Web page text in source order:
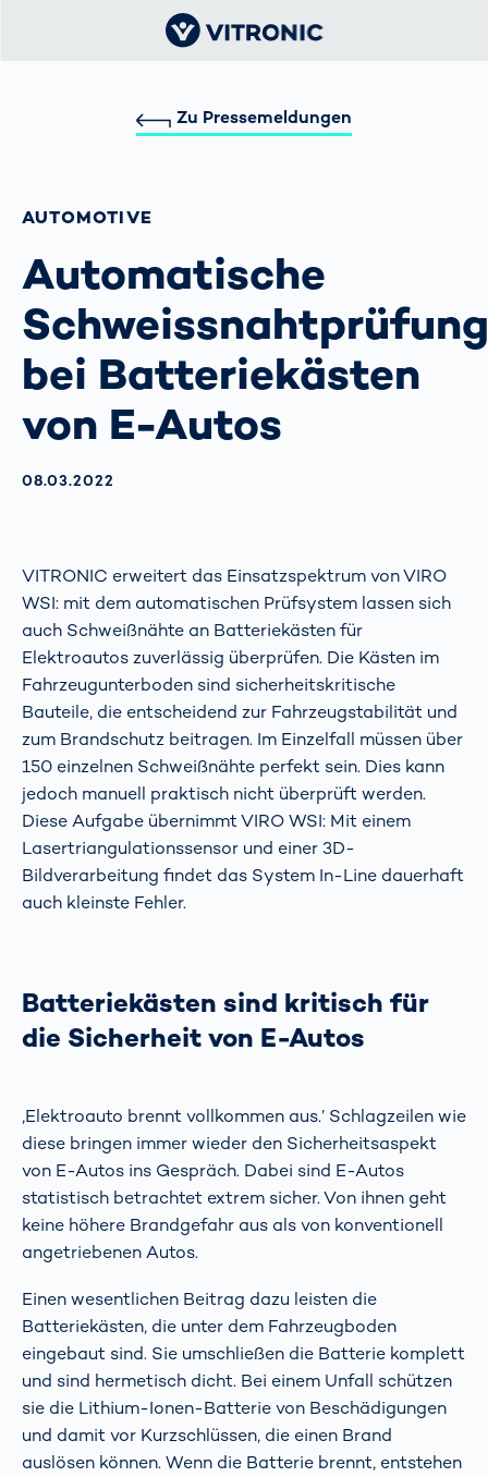
Zu Pressemeldungen
AUTOMOTIVE
Automatische
Schweissnahtprüfung
bei Batteriekästen
von E-Autos
AKTUALISIERT AM:
08.03.2022
VITRONIC erweitert das Einsatzspektrum von VIRO
WSI: mit dem automatischen Prüfsystem lassen sich
auch Schweißnähte an Batteriekästen für
Elektroautos zuverlässig überprüfen. Die Kästen im
Fahrzeugunterboden sind sicherheitskritische
Bauteile, die entscheidend zur Fahrzeugstabilität und
zum Brandschutz beitragen. Im Einzelfall müssen über
150 einzelnen Schweißnähte perfekt sein. Dies kann
jedoch manuell praktisch nicht überprüft werden.
Diese Aufgabe übernimmt VIRO WSI: Mit einem
Lasertriangulationssensor und einer 3D-
Bildverarbeitung findet das System In-Line dauerhaft
auch kleinste Fehler.
Batteriekästen sind kritisch für
die Sicherheit von E-Autos
‚Elektroauto brennt vollkommen aus.’ Schlagzeilen wie
diese bringen immer wieder den Sicherheitsaspekt
von E-Autos ins Gespräch. Dabei sind E-Autos
statistisch betrachtet extrem sicher. Von ihnen geht
keine höhere Brandgefahr aus als von konventionell
angetriebenen Autos.
Einen wesentlichen Beitrag dazu leisten die
Batteriekästen, die unter dem Fahrzeugboden
eingebaut sind. Sie umschließen die Batterie komplett
und sind hermetisch dicht. Bei einem Unfall schützen
sie die Lithium-Ionen-Batterie von Beschädigungen
und damit vor Kurzschlüssen, die einen Brand
auslösen können. Wenn die Batterie brennt, entstehen